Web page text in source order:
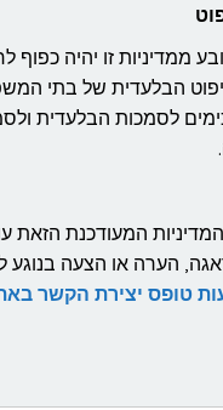
ממדיניות זו יהיה כפוף
הבלעדית של בתי
לסמכות הבלעדית
המעודכנת הזאת
הערה או הצעה בנוגע
טופס יצירת הקשר